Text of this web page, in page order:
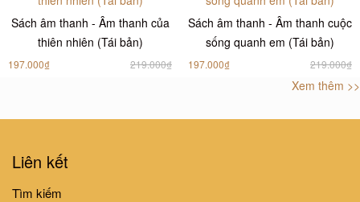
Sách âm thanh - Âm thanh của
thiên nhiên (Tái bản)
197.000₫ 219.000₫
Sách âm thanh - Âm thanh cuộc
sống quanh em (Tái bản)
197.000₫ 219.000₫
Sách âm thanh - Âm thanh phố
phường (Tái bản)
Xem thêm >>
Liên kết
Tìm kiếm